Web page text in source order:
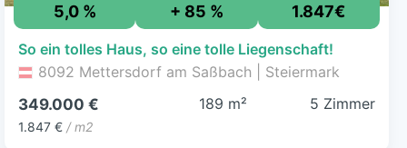
5,0 % + 85 % 1.847€
So ein tolles Haus, so eine tolle Liegenschaft!
8092 Mettersdorf am Saßbach | Steiermark
349.000 €
1.847 € / m2
189 m² 5 Zimmer